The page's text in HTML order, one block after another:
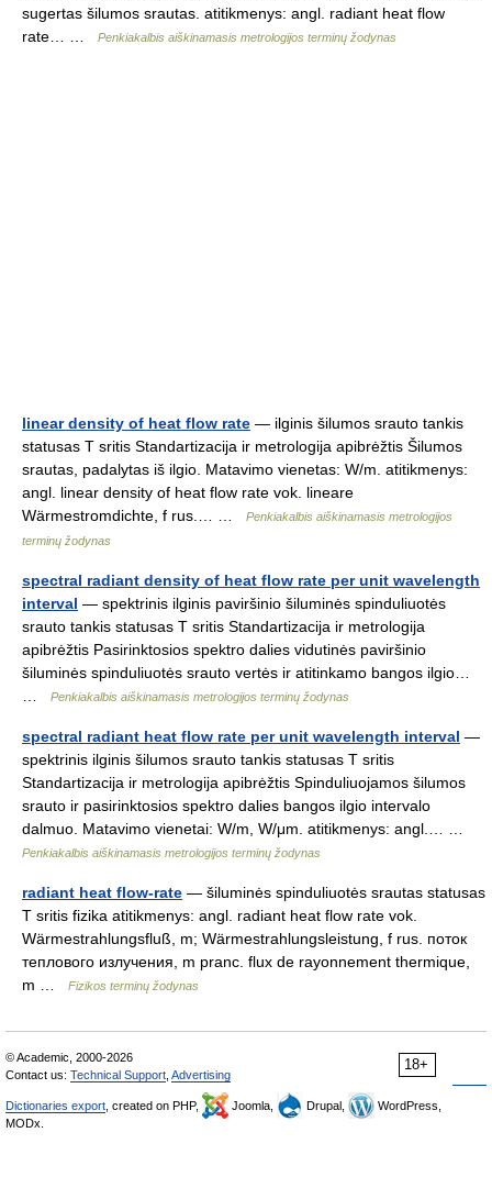
sugertas šilumos srautas. atitikmenys: angl. radiant heat flow
rate… …
Penkiakalbis aiškinamasis metrologijos terminų žodynas
linear density of heat flow rate — ilginis šilumos srauto tankis
statusas T sritis Standartizacija ir metrologija apibrėžtis Šilumos
srautas, padalytas iš ilgio. Matavimo vienetas: W/m. atitikmenys:
angl. linear density of heat flow rate vok. lineare
Wärmestromdichte, f rus.… …
Penkiakalbis aiškinamasis metrologijos
terminų žodynas
spectral radiant density of heat flow rate per unit wavelength
interval — spektrinis ilginis paviršinio šiluminės spinduliuotės
srauto tankis statusas T sritis Standartizacija ir metrologija
apibrėžtis Pasirinktosios spektro dalies vidutinės paviršinio
šiluminės spinduliuotės srauto vertės ir atitinkamo bangos ilgio…
Penkiakalbis aiškinamasis metrologijos terminų žodynas
spectral radiant heat flow rate per unit wavelength interval —
spektrinis ilginis šilumos srauto tankis statusas T sritis
Standartizacija ir metrologija apibrėžtis Spinduliuojamos šilumos
srauto ir pasirinktosios spektro dalies bangos ilgio intervalo
dalmuo. Matavimo vienetai: W/m, W/μm. atitikmenys: angl.… …
Penkiakalbis aiškinamasis metrologijos terminų žodynas
radiant heat flow-rate — šiluminės spinduliuotės srautas statusas
T sritis fizika atitikmenys: angl. radiant heat flow rate vok.
Wärmestrahlungsfluß, m; Wärmestrahlungsleistung, f rus. поток
теплового излучения, m pranc. flux de rayonnement thermique,
m …
Fizikos terminų žodynas
18+
© Academic, 2000-2026
Contact us: Technical Support Advertising
Dictionaries export , created on PHP, Joomla, Drupal,
WordPress,
MODx.